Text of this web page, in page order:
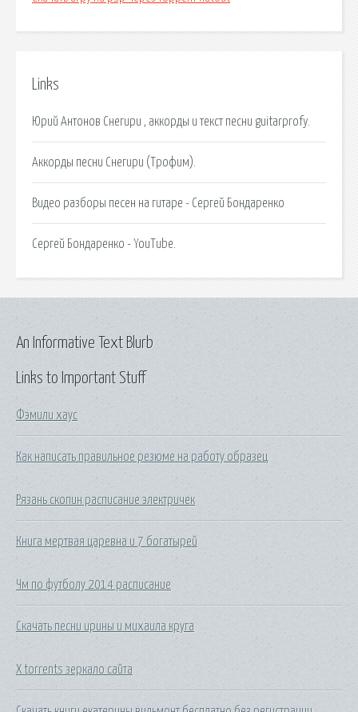
Links
Юрий Антонов Снегири , аккорды и текст песни guitarprofy.
Аккорды песни Снегири (Трофим).
Видео разборы песен на гитаре - Сергей Бондаренко
Сергей Бондаренко - YouTube.
Links to Important Stuff
Фэмили хаус
Как написать правильное резюме на работу образец
Рязань скопин расписание электричек
Книга мертвая царевна и 7 богатырей
Чм по футболу 2014 расписание
Скачать песни ирины и михаила круга
X torrents зеркало сайта
An Informative Text Blurb